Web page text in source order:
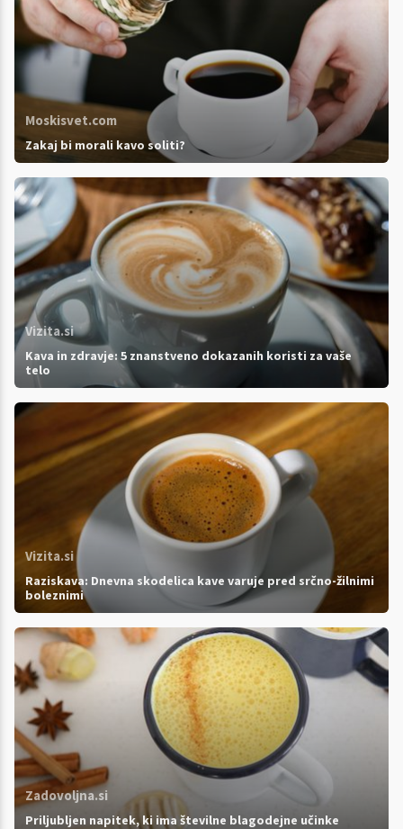
Moskisvet.com
Zakaj bi morali kavo soliti?
Vizita.si
Kava in zdravje: 5 znanstveno dokazanih koristi za vaše
telo
Vizita.si
Raziskava: Dnevna skodelica kave varuje pred srčno-žilnimi
boleznimi
Zadovoljna.si
Priljubljen napitek, ki ima številne blagodejne učinke